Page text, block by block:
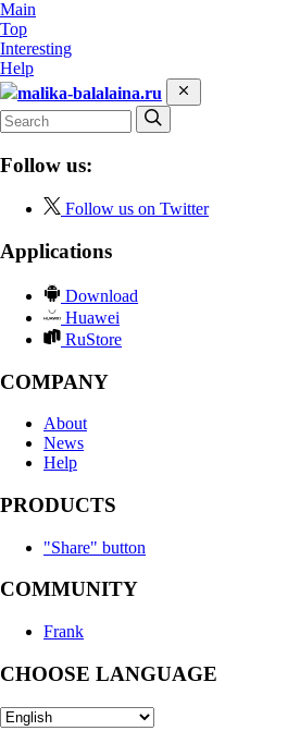
Main
Top
Interesting
Help
malika-balalaina.ru
Follow us:
Follow us on Twitter
Applications
Download
Huawei
RuStore
COMPANY
About
News
Help
PRODUCTS
"Share" button
COMMUNITY
Frank
CHOOSE LANGUAGE